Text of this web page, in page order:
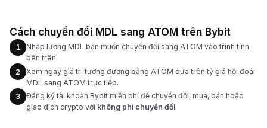
Cách chuyển đổi MDL sang ATOM trên Bybit
1
Nhập lượng MDL bạn muốn chuyển đổi sang ATOM vào trình tính
bên trên.
2
Xem ngay giá trị tương đương bằng ATOM dựa trên tỷ giá hối đoái
MDL sang ATOM trực tiếp.
3
Đăng ký tài khoản Bybit miễn phí để chuyển đổi, mua, bán hoặc
giao dịch crypto với không phí chuyển đổi.